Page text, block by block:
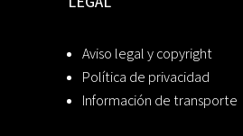
Aviso legal y copyright
Política de privacidad
Información de transporte